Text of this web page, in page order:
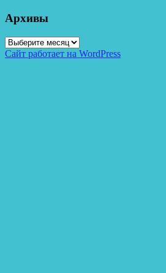
Архивы
Архивы
Сайт работает на WordPress